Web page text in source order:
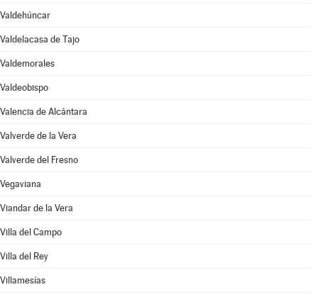
Valdehúncar
Valdelacasa de Tajo
Valdemorales
Valdeobispo
Valencia de Alcántara
Valverde de la Vera
Valverde del Fresno
Vegaviana
Viandar de la Vera
Villa del Campo
Villa del Rey
Villamesías